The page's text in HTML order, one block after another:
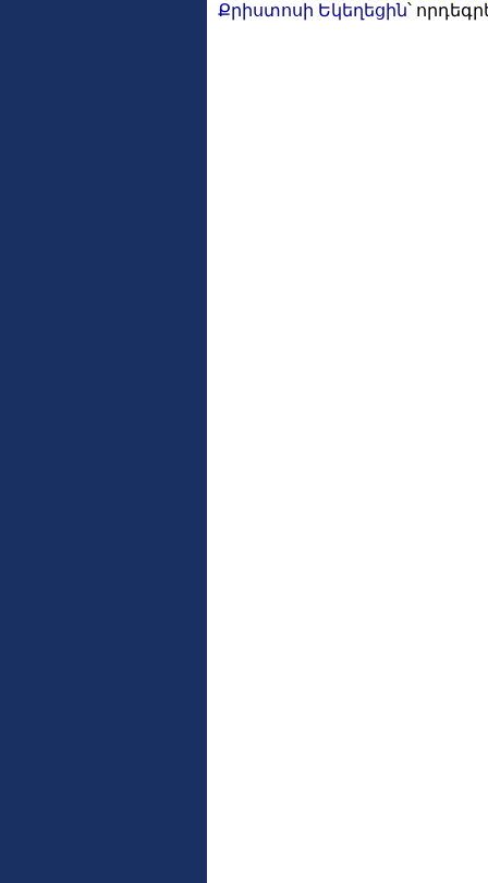
Քրիստոսի Եկեղեցին՝